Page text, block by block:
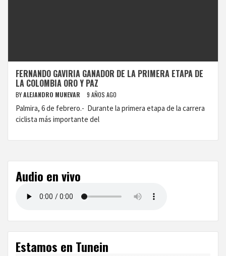
FERNANDO GAVIRIA GANADOR DE LA PRIMERA ETAPA DE
LA COLOMBIA ORO Y PAZ
BYALEJANDRO MUNEVAR 9 AÑOS AGO
Palmira, 6 de febrero.- Durante la primera etapa de la carrera
ciclista más importante del
Audio en vivo
Estamos en Tunein